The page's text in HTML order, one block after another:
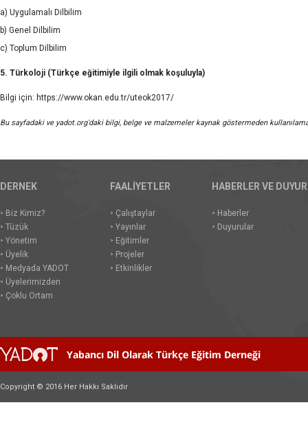
a) Uygulamalı Dilbilim
b) Genel Dilbilim
c) Toplum Dilbilim
5. Türkoloji (Türkçe eğitimiyle ilgili olmak koşuluyla)
Bilgi için: https://www.okan.edu.tr/uteok2017/
Bu sayfadaki ve yadot.org'daki bilgi, belge ve malzemeler kaynak göstermeden
DERNEK
Biz Kimiz?
Tüzük
Yönetim
Üyelik
Medyada YADOT
Üyelerimizden
Çoklu Ortam
FAALİYETLER
Çalıştaylar
Yayınlar
Eğitimler
Projeler
Etkinlikler
HABERLER VE
Haberler
Duyurular
Copyright © 2016 Her Hakkı Saklıdır